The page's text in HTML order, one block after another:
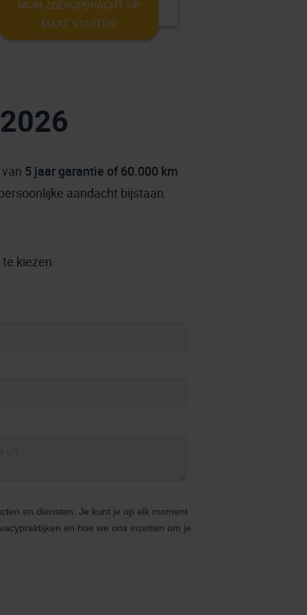
MIJN ZOEKOPDRACHT OP
MAAT STARTEN
5 jaar garantie of 60.000 km
aandacht bijstaan.
kiezen.